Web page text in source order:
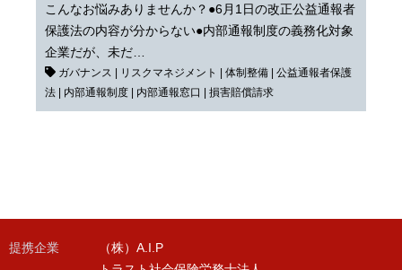
こんなお悩みありませんか？●6月1日の改正公益通報者
保護法の内容が分からない●内部通報制度の義務化対象
企業だが、未だ…
ガバナンス リスクマネジメント 体制整備
公益通報者保護
法
内部通報制度 内部通報窓口 損害賠償請求
提携企業
（株）A.I.P